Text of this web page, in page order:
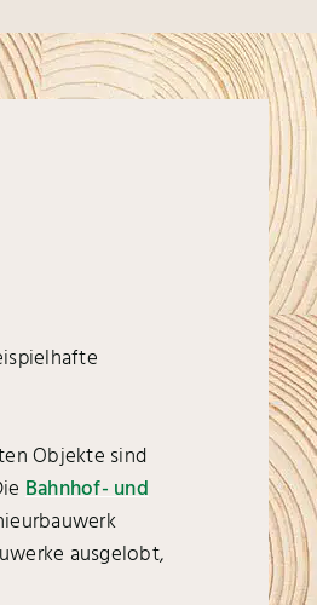
Objekte sind
Bahnhof- und
ausgelobt,